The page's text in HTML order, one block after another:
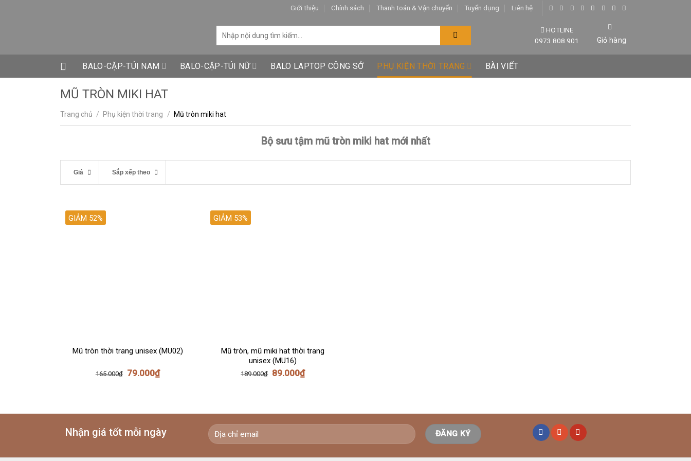
Giới thiệu Chính sách Thanh toán & Vận chuyển Tuyển dụng Liên hệ
HOTLINE
0973.808.901
Giỏ hàng
BALO-CẶP-TÚI NAM BALO-CẶP-TÚI NỮ BALO LAPTOP CÔNG SỞ PHỤ KIỆN THỜI TRANG BÀI VIẾT
MŨ TRÒN MIKI HAT
Trang chủ / Phụ kiện thời trang / Mũ tròn miki hat
Bộ sưu tậm mũ tròn miki hat mới nhất
Giá Sắp xếp theo
GIẢM 52%
Mũ tròn thời trang unisex (MU02)
165.000₫ 79.000₫
GIẢM 53%
Mũ tròn, mũ miki hat thời trang
unisex (MU16)
189.000₫ 89.000₫
Nhận giá tốt mỗi ngày